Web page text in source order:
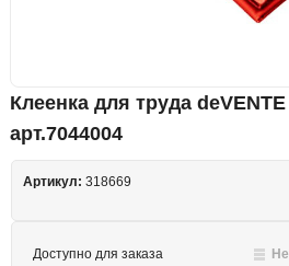
Клеенка для труда
арт.7044004
Артикул: 318669
Доступно для заказа